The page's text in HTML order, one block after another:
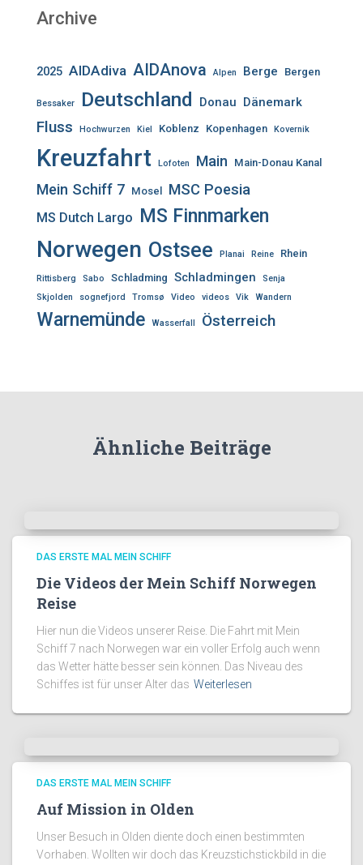
Archive
2025 AIDAdiva AIDAnova Alpen Berge Bergen
Bessaker Deutschland Donau Dänemark
Fluss Hochwurzen Kiel Koblenz Kopenhagen Kovernik
Kreuzfahrt Lofoten Main Main-Donau Kanal
Mein Schiff 7 Mosel MSC Poesia
MS Dutch Largo MS Finnmarken
Norwegen Ostsee Planai Reine Rhein
Rittisberg Sabo Schladming Schladmingen
Senja
Skjolden
sognefjord Tromsø Video videos Vik Wandern
Warnemünde Wasserfall Österreich
Ähnliche Beiträge
DAS ERSTE MAL MEIN SCHIFF
Die Videos der Mein Schiff Norwegen
Reise
Hier nun die Videos unserer Reise. Die Fahrt mit Mein
Schiff 7 nach Norwegen war ein voller Erfolg auch wenn
das Wetter hätte besser sein können. Das Niveau des
Schiffes ist für unser Alter das Weiterlesen
DAS ERSTE MAL MEIN SCHIFF
Auf Mission in Olden
Unser Besuch in Olden diente doch einen bestimmten
Vorhaben. Wollten wir doch das Kreuzstichstickbild in die